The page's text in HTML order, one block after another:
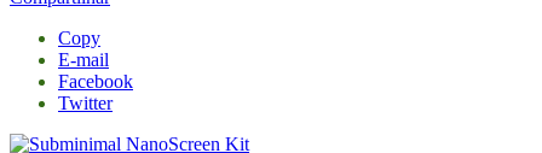
Copy
E-mail
Facebook
Twitter